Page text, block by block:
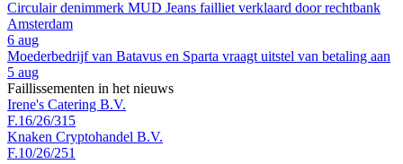
Circulair denimmerk MUD Jeans failliet verklaard door rechtbank
Amsterdam
6 aug
Moederbedrijf van Batavus en Sparta vraagt uitstel van betaling aan
5 aug
Faillissementen in het nieuws
Irene's Catering B.V.
F.16/26/315
Knaken Cryptohandel B.V.
F.10/26/251